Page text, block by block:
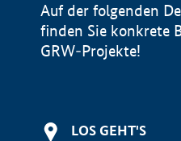
Auf der folgenden
finden Sie konkrete
GRW-Projekte!
LOS GEHT'S